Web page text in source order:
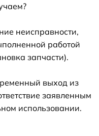
неисправности,
работой
запчасти).
выход из
заявленным
использовании.